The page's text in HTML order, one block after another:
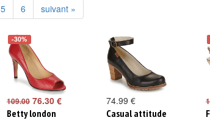
5 6 suivant »
-30%
109.00 76.30 €
Betty london
74.99 €
Casual attitude